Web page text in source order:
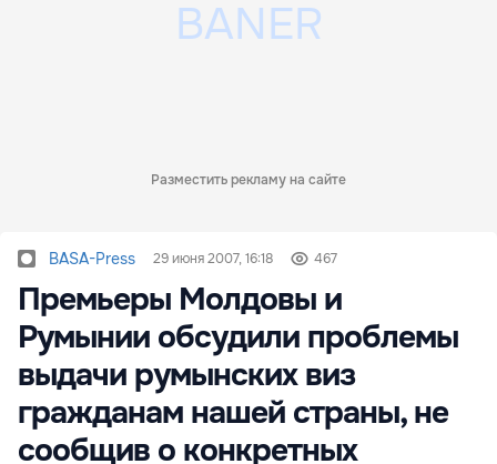
Разместить рекламу на сайте
BASA-Press 29 июня 2007, 16:18 467
Премьеры Молдовы и
Румынии обсудили проблемы
выдачи румынских виз
гражданам нашей страны, не
сообщив о конкретных